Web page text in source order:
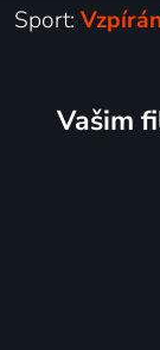
Sport:
Vašim